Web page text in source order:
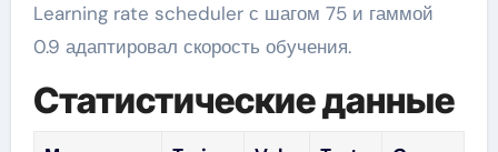
Learning rate scheduler с шагом 75 и гаммой
0.9 адаптировал скорость обучения.
Статистические данные